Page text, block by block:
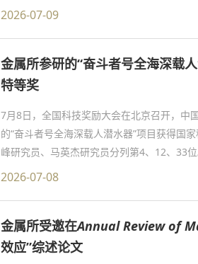
大应用前景。与硅基电子器件类似，晶圆级
p 型二维半导体仍然十分稀缺，实现此类材
2026-07-09
金属所参研的“奋斗者号全海深载
特等奖
7月8日，全国科技奖励大会在北京召开，中
的“奋斗者号全海深载人潜水器”项目获得国
峰研究员、马英杰研究员分列第4、12、33
研究团队采用自主发明的Ti62A钛合金新材料
超过万米下潜25次。2025年6月至10月，“奋
2026-07-08
金属所受邀在Annual Review of
效应”综述论文